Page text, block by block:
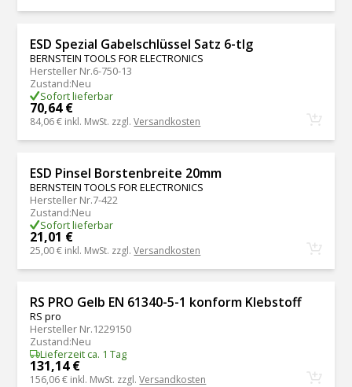
ESD Spezial Gabelschlüssel Satz 6-tlg
BERNSTEIN TOOLS FOR ELECTRONICS
Hersteller Nr.6-750-13
Zustand:Neu
Sofort lieferbar
70,64 €
84,06 € inkl. MwSt. zzgl.Versandkosten
ESD Pinsel Borstenbreite 20mm
BERNSTEIN TOOLS FOR ELECTRONICS
Hersteller Nr.7-422
Zustand:Neu
Sofort lieferbar
21,01 €
25,00 € inkl. MwSt. zzgl.Versandkosten
RS PRO Gelb EN 61340-5-1 konform Klebstoff
RS pro
Hersteller Nr.1229150
Zustand:Neu
Lieferzeit ca. 1 Tag
131,14 €
156,06 € inkl. MwSt. zzgl.Versandkosten